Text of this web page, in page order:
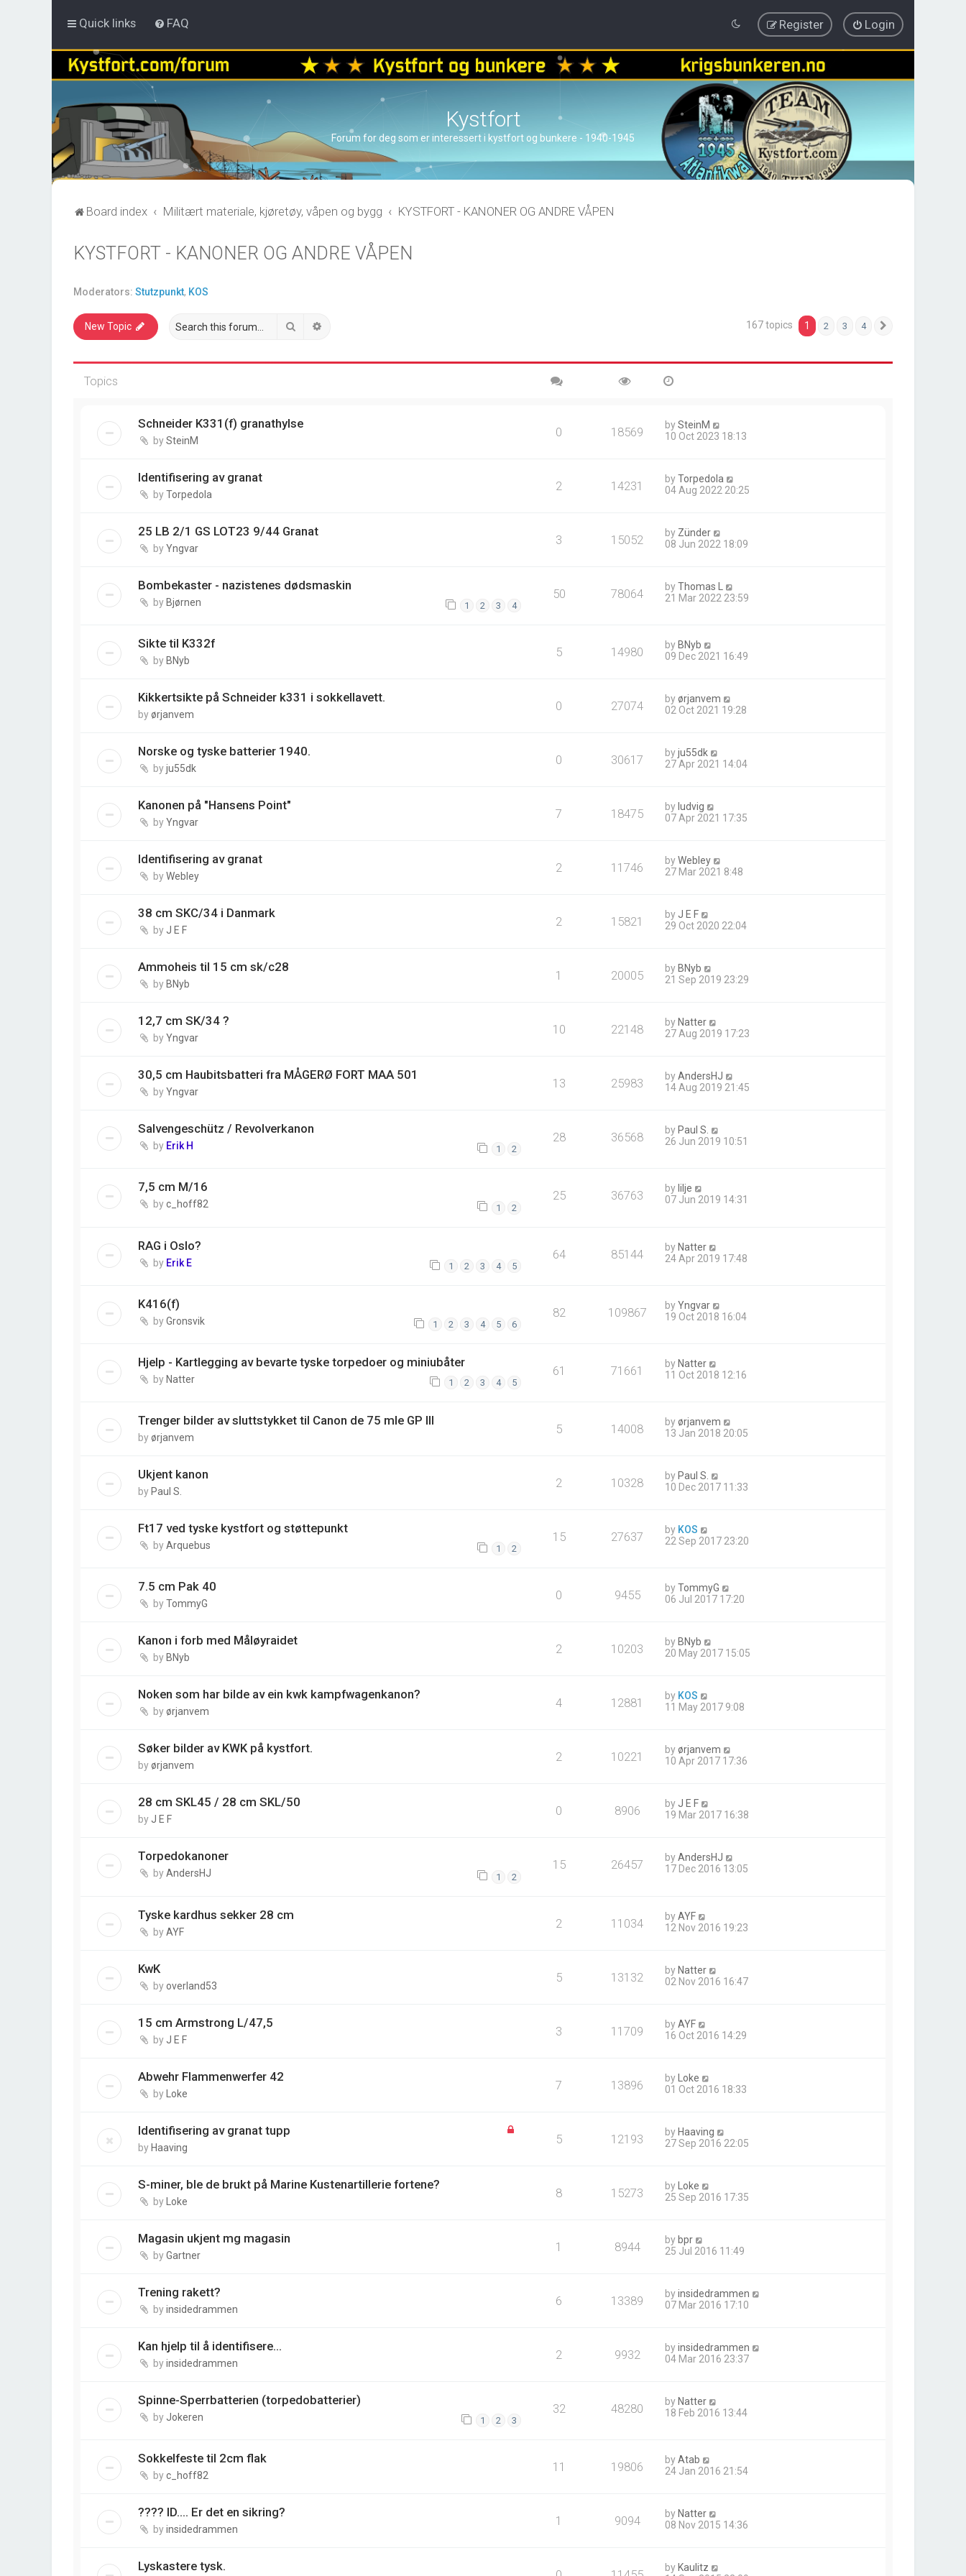
Quick links FAQ Login
Register
Kystfort
Forum for deg som er interessert i kystfort og bunkere - 1940-1945
Board index Militært materiale, kjøretøy, våpen og bygg KYSTFORT - KANONER OG ANDRE VÅPEN
KYSTFORT - KANONER OG ANDRE VÅPEN
Moderators: Stutzpunkt, KOS
New Topic Search 167 topics 1 2 3 4
Topics
Schneider K331(f) granathylse
bySteinM
0 18569 bySteinM
10 Oct 2023 18:13
Identifisering av granat
byTorpedola
2 14231 byTorpedola
04 Aug 2022 20:25
25 LB 2/1 GS LOT23 9/44 Granat
byYngvar
3 15052 by Zünder
08 Jun 2022 18:09
Bombekaster - nazistenes dødsmaskin
by Bjørnen 1 2 3 4
50 78064 byThomas L
21 Mar 2022 23:59
Sikte til K332f
by BNyb
5 14980 by BNyb
09 Dec 2021 16:49
Kikkertsikte på Schneider k331 i sokkellavett.
byørjanvem
0 27074 byørjanvem
02 Oct 2021 19:28
Norske og tyske batterier 1940.
byju55dk
0 30617 byju55dk
27 Apr 2021 14:04
Kanonen på "Hansens Point"
byYngvar
7 18475 by ludvig
07 Apr 2021 17:35
Identifisering av granat
byWebley
2 11746 byWebley
27 Mar 2021 8:48
38 cm SKC/34 i Danmark
by J E F
2 15821 by J E F
29 Oct 2020 22:04
Ammoheis til 15 cm sk/c28
by BNyb
1 20005 by BNyb
21 Sep 2019 23:29
12,7 cm SK/34 ?
byYngvar
10 22148 by Natter
27 Aug 2019 17:23
30,5 cm Haubitsbatteri fra MÅGERØ FORT MAA 501
byYngvar
13 25983 byAndersHJ
14 Aug 2019 21:45
Salvengeschütz / Revolverkanon
by Erik H 1 2
28 36568 by Paul S.
26 Jun 2019 10:51
7,5 cm M/16
byc_hoff82 1 2
25 36763 by lilje
07 Jun 2019 14:31
RAG i Oslo?
by Erik E 1 2 3 4 5
64 85144 byNatter
24 Apr 2019 17:48
K416(f)
byGronsvik 1 2 3 4 5 6
82 109867 byYngvar
19 Oct 2018 16:04
Hjelp - Kartlegging av bevarte tyske torpedoer og miniubåter
by Natter 1 2 3 4 5
61 71661 by Natter
11 Oct 2018 12:16
Trenger bilder av sluttstykket til Canon de 75 mle GP III
byørjanvem
5 14008 byørjanvem
13 Jan 2018 20:05
Ukjent kanon
by Paul S.
2 10328 by Paul S.
10 Dec 2017 11:33
Ft17 ved tyske kystfort og støttepunkt
byArquebus 1 2
15 27637 by KOS
22 Sep 2017 23:20
7.5 cm Pak 40
byTommyG
0 9455 byTommyG
06 Jul 2017 17:20
Kanon i forb med Måløyraidet
by BNyb
2 10203 by BNyb
20 May 2017 15:05
Noken som har bilde av ein kwk kampfwagenkanon?
byørjanvem
4 12881 by KOS
11 May 2017 9:08
Søker bilder av KWK på kystfort.
byørjanvem
2 10221 byørjanvem
10 Apr 2017 17:36
28 cm SKL45 / 28 cm SKL/50
by J E F
0 8906 by J E F
19 Mar 2017 16:38
Torpedokanoner
byAndersHJ 1 2
15 26457 byAndersHJ
17 Dec 2016 13:05
Tyske kardhus sekker 28 cm
byAYF
2 11034 byAYF
12 Nov 2016 19:23
KwK
byoverland53
5 13132 byNatter
02 Nov 2016 16:47
15 cm Armstrong L/47,5
by J E F
3 11709 byAYF
16 Oct 2016 14:29
Abwehr Flammenwerfer 42
byLoke
7 13896 byLoke
01 Oct 2016 18:33
Identifisering av granat tupp
byHaaving
5 12193 byHaaving
27 Sep 2016 22:05
S-miner, ble de brukt på Marine Kustenartillerie fortene?
byLoke
8 15273 byLoke
25 Sep 2016 17:35
Magasin ukjent mg magasin
byGartner
1 8944 bybpr
25 Jul 2016 11:49
Trening rakett?
byinsidedrammen
6 13389 byinsidedrammen
07 Mar 2016 17:10
Kan hjelp til å identifisere...
byinsidedrammen
2 9932 byinsidedrammen
04 Mar 2016 23:37
Spinne-Sperrbatterien (torpedobatterier)
by Jokeren 1 2 3
32 48280 byNatter
18 Feb 2016 13:44
Sokkelfeste til 2cm flak
byc_hoff82
11 19806 byAtab
24 Jan 2016 21:54
???? ID.... Er det en sikring?
byinsidedrammen
1 9094 by Natter
08 Nov 2015 14:36
Lyskastere tysk. by Kaulitz